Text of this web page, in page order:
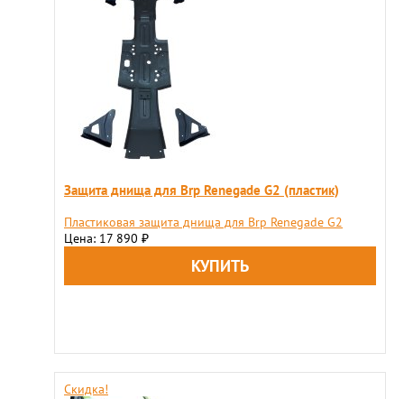
Защита днища для Brp Renegade G2 (пластик)
Пластиковая защита днища для Brp Renegade G2
Цена: 17 890 ₽
Скидка!